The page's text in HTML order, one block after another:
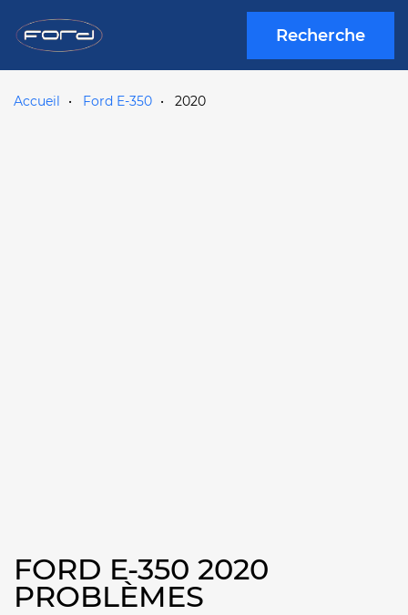
Recherche
Accueil Ford E-350 2020
FORD E-350 2020
PROBLÈMES